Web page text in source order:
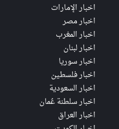
اخبار الإمارات
اخبار مصر
اخبار المغرب
اخبار لبنان
اخبار سوريا
اخبار فلسطين
اخبار السعودية
اخبار سلطنة عُمان
اخبار العراق